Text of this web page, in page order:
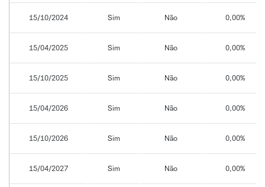
15/10/2024 Sim Não 0,00%
15/04/2025 Sim Não 0,00%
15/10/2025 Sim Não 0,00%
15/04/2026 Sim Não 0,00%
15/10/2026 Sim Não 0,00%
15/04/2027 Sim Não 0,00%